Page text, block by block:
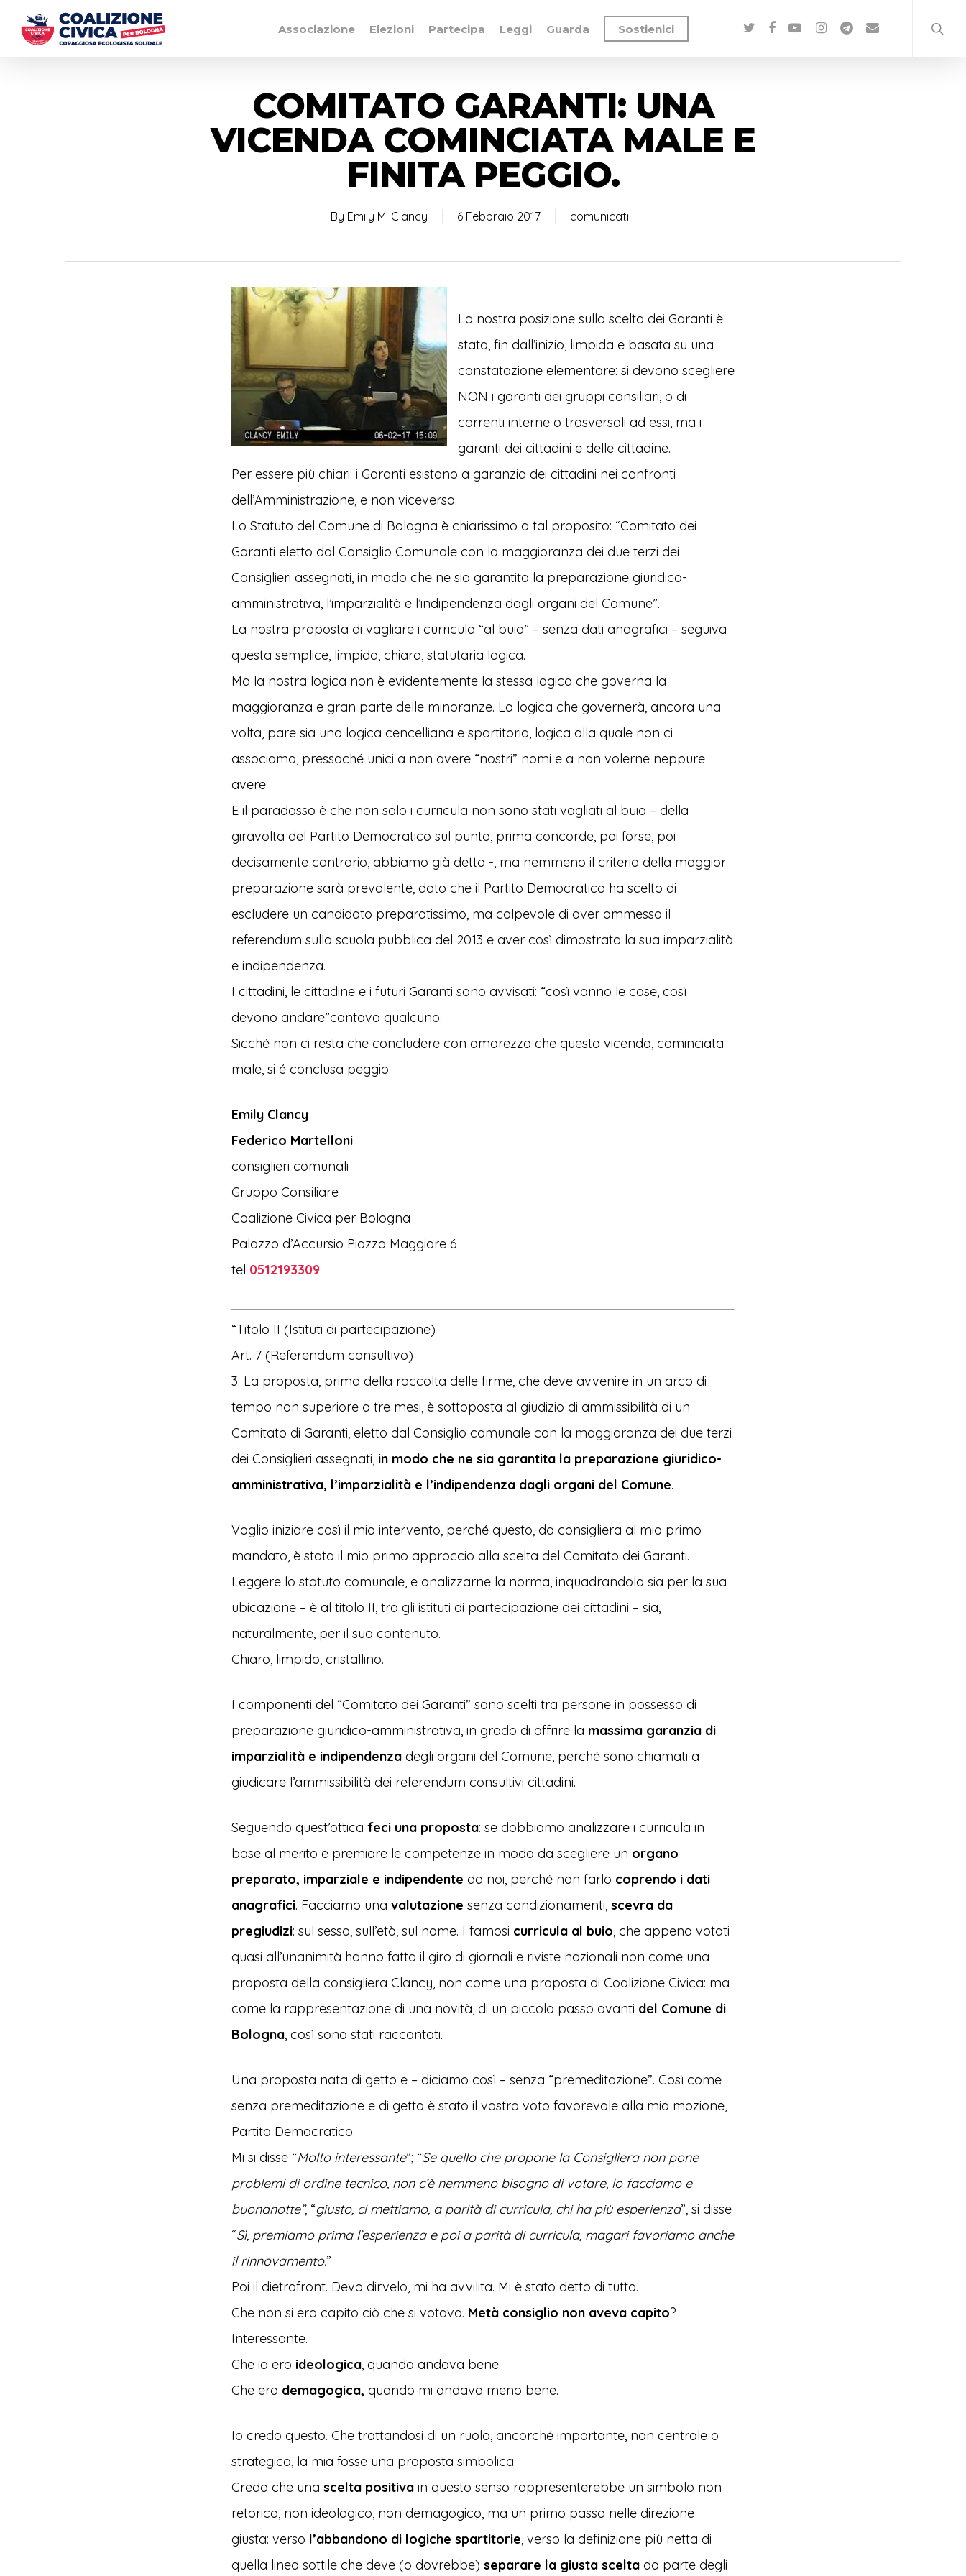
Associazione Elezioni Partecipa Leggi Guarda Sostienici
COMITATO GARANTI: UNA
VICENDA COMINCIATA MALE E
FINITA PEGGIO.
By Emily M. Clancy 6 Febbraio 2017 comunicati
La nostra posizione sulla scelta dei Garanti è
stata, fin dall’inizio, limpida e basata su una
constatazione elementare: si devono scegliere
NON i garanti dei gruppi consiliari, o di
correnti interne o trasversali ad essi, ma i
garanti dei cittadini e delle cittadine.
Per essere più chiari: i Garanti esistono a garanzia dei cittadini nei confronti
dell’Amministrazione, e non viceversa.
Lo Statuto del Comune di Bologna è chiarissimo a tal proposito: “Comitato dei
Garanti eletto dal Consiglio Comunale con la maggioranza dei due terzi dei
Consiglieri assegnati, in modo che ne sia garantita la preparazione giuridico-
amministrativa, l’imparzialità e l’indipendenza dagli organi del Comune”.
La nostra proposta di vagliare i curricula “al buio” – senza dati anagrafici – seguiva
questa semplice, limpida, chiara, statutaria logica.
Ma la nostra logica non è evidentemente la stessa logica che governa la
maggioranza e gran parte delle minoranze. La logica che governerà, ancora una
volta, pare sia una logica cencelliana e spartitoria, logica alla quale non ci
associamo, pressoché unici a non avere “nostri” nomi e a non volerne neppure
avere.
E il paradosso è che non solo i curricula non sono stati vagliati al buio – della
giravolta del Partito Democratico sul punto, prima concorde, poi forse, poi
decisamente contrario, abbiamo già detto -, ma nemmeno il criterio della maggior
preparazione sarà prevalente, dato che il Partito Democratico ha scelto di
escludere un candidato preparatissimo, ma colpevole di aver ammesso il
referendum sulla scuola pubblica del 2013 e aver così dimostrato la sua imparzialità
e indipendenza.
I cittadini, le cittadine e i futuri Garanti sono avvisati: “così vanno le cose, così
devono andare”cantava qualcuno.
Sicché non ci resta che concludere con amarezza che questa vicenda, cominciata
male, si é conclusa peggio.
Emily Clancy
Federico Martelloni
consiglieri comunali
Gruppo Consiliare
Coalizione Civica per Bologna
Palazzo d’Accursio Piazza Maggiore 6
tel 0512193309
“Titolo II (Istituti di partecipazione)
Art. 7 (Referendum consultivo)
3. La proposta, prima della raccolta delle firme, che deve avvenire in un arco di
tempo non superiore a tre mesi, è sottoposta al giudizio di ammissibilità di un
Comitato di Garanti, eletto dal Consiglio comunale con la maggioranza dei due terzi
dei Consiglieri assegnati, in modo che ne sia garantita la preparazione giuridico-
amministrativa, l’imparzialità e l’indipendenza dagli organi del Comune.
Voglio iniziare così il mio intervento, perché questo, da consigliera al mio primo
mandato, è stato il mio primo approccio alla scelta del Comitato dei Garanti.
Leggere lo statuto comunale, e analizzarne la norma, inquadrandola sia per la sua
ubicazione – è al titolo II, tra gli istituti di partecipazione dei cittadini – sia,
naturalmente, per il suo contenuto.
Chiaro, limpido, cristallino.
I componenti del “Comitato dei Garanti” sono scelti tra persone in possesso di
preparazione giuridico-amministrativa, in grado di offrire la massima garanzia di
imparzialità e indipendenza degli organi del Comune, perché sono chiamati a
giudicare l’ammissibilità dei referendum consultivi cittadini.
Seguendo quest’ottica feci una proposta: se dobbiamo analizzare i curricula in
base al merito e premiare le competenze in modo da scegliere un organo
preparato, imparziale e indipendente da noi, perché non farlo coprendo i dati
anagrafici. Facciamo una valutazione senza condizionamenti, scevra da
pregiudizi: sul sesso, sull’età, sul nome. I famosi curricula al buio, che appena votati
quasi all’unanimità hanno fatto il giro di giornali e riviste nazionali non come una
proposta della consigliera Clancy, non come una proposta di Coalizione Civica: ma
come la rappresentazione di una novità, di un piccolo passo avanti del Comune di
Bologna, così sono stati raccontati.
Una proposta nata di getto e – diciamo così – senza “premeditazione”. Così come
senza premeditazione e di getto è stato il vostro voto favorevole alla mia mozione,
Partito Democratico.
Mi si disse “Molto interessante”; “Se quello che propone la Consigliera non pone
problemi di ordine tecnico, non c’è nemmeno bisogno di votare, lo facciamo e
buonanotte”, “giusto, ci mettiamo, a parità di curricula, chi ha più esperienza”, si disse
“Sì, premiamo prima l’esperienza e poi a parità di curricula, magari favoriamo anche
il rinnovamento.”
Poi il dietrofront. Devo dirvelo, mi ha avvilita. Mi è stato detto di tutto.
Che non si era capito ciò che si votava. Metà consiglio non aveva capito?
Interessante.
Che io ero ideologica, quando andava bene.
Che ero demagogica, quando mi andava meno bene.
Io credo questo. Che trattandosi di un ruolo, ancorché importante, non centrale o
strategico, la mia fosse una proposta simbolica.
Credo che una scelta positiva in questo senso rappresenterebbe un simbolo non
retorico, non ideologico, non demagogico, ma un primo passo nelle direzione
giusta: verso l’abbandono di logiche spartitorie, verso la definizione più netta di
quella linea sottile che deve (o dovrebbe) separare la giusta scelta da parte degli